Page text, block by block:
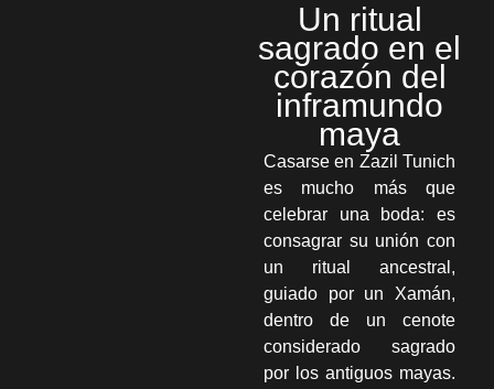
Un ritual
sagrado en el
corazón del
inframundo
maya
Casarse en Zazil Tunich
es mucho más que
celebrar una boda: es
consagrar su unión con
un ritual ancestral,
guiado por un Xamán,
dentro de un cenote
considerado sagrado
por los antiguos mayas.